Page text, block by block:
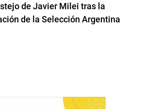
de Javier Milei tras la
de la Selección Argentina